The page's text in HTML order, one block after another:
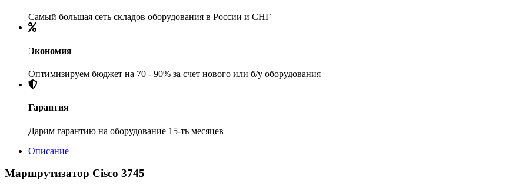
Самый большая сеть складов оборудования в России и СНГ
Экономия
Оптимизируем бюджет на 70 - 90% за счет нового или б/у оборудования
Гарантия
Дарим гарантию на оборудование 15-ть месяцев
Описание
Маршрутизатор Cisco 3745